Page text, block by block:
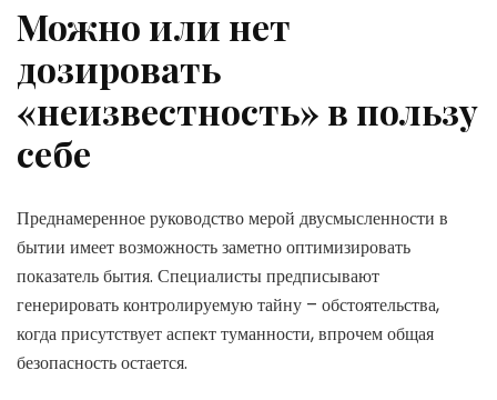
Можно или нет
дозировать
«неизвестность» в пользу
себе
Преднамеренное руководство мерой двусмысленности в
бытии имеет возможность заметно оптимизировать
показатель бытия. Специалисты предписывают
генерировать контролируемую тайну – обстоятельства,
когда присутствует аспект туманности, впрочем общая
безопасность остается.